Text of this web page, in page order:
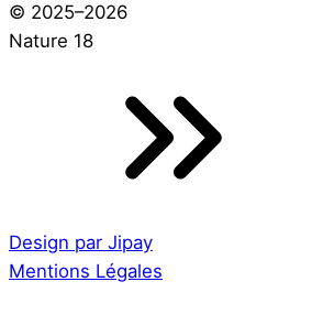
© 2025–2026
Nature 18
Design par Jipay
Mentions Légales